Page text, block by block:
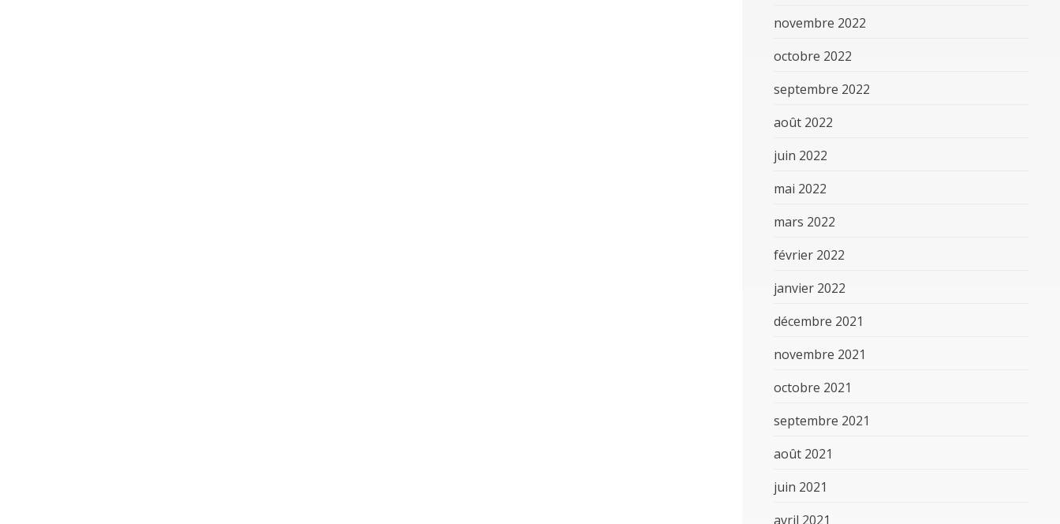
novembre 2022
octobre 2022
septembre 2022
août 2022
juin 2022
mai 2022
mars 2022
février 2022
janvier 2022
décembre 2021
novembre 2021
octobre 2021
septembre 2021
août 2021
juin 2021
avril 2021